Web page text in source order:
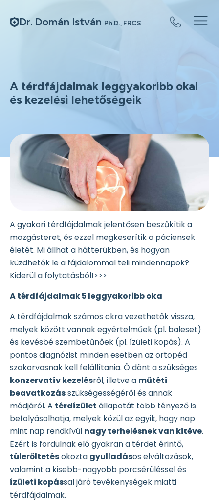
Dr. Domán István Ph.D., FRCS
A térdfájdalmak leggyakoribb okai
és kezelési lehetőségeik
A gyakori térdfájdalmak jelentősen beszűkítik a
mozgásteret, és ezzel megkeserítik a páciensek
életét. Mi állhat a hátterükben, és hogyan
küzdhetők le a fájdalommal teli mindennapok?
Kiderül a folytatásból!>>>
A térdfájdalmak 5 leggyakoribb oka
A térdfájdalmak számos okra vezethetők vissza,
melyek között vannak egyértelműek (pl. baleset)
és kevésbé szembetűnőek (pl. ízületi kopás). A
pontos diagnózist minden esetben az ortopéd
szakorvosnak kell felállítania. Ő dönt a szükséges
konzervatív kezelésről, illetve a műtéti
beavatkozásszükségességéről és annak
módjáról. A térdízület állapotát több tényező is
befolyásolhatja, melyek közül az egyik, hogy nap
mint nap rendkívül nagy terhelésnek van kitéve.
Ezért is fordulnak elő gyakran a térdet érintő,
túlerőltetésokozta gyulladásos elváltozások,
valamint a kisebb-nagyobb porcsérüléssel és
ízületi kopással járó tevékenységek miatti
térdfájdalmak.